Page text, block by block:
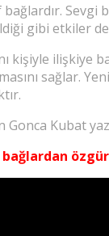
Sevgi
gibi etkiler
kişiyle ilişkiye
sağlar.
Kubat